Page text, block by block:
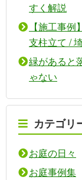
すく解説
【施工事
支柱立て /
緑があると
ゃない
カテゴリ
お庭の日々
お庭事例集